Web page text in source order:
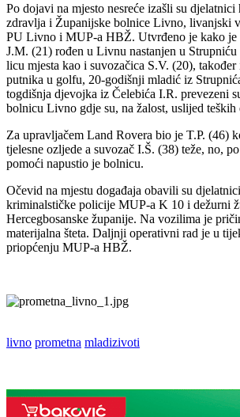
Po dojavi na mjesto nesreće izašli su
zdravlja i Županijske bolnice Livno, livanjski
PU Livno i MUP-a HBŽ. Utvrđeno je kako je
J.M. (21) rođen u Livnu nastanjen u
licu mjesta kao i suvozačica S.V. (20),
putnika u golfu, 20-godišnji mladić iz
togdišnja djevojka iz Čelebića I.R. prevezeni
bolnicu Livno gdje su, na žalost, uslijed
Za upravljačem Land Rovera bio je T.P. (46)
tjelesne ozljede a suvozač I.Š. (38) teže, no,
pomoći napustio je bolnicu.
Očevid na mjestu događaja obavili su
kriminalstičke policije MUP-a K 10 i dežurni
Hercegbosanske županije. Na vozilima je
materijalna šteta. Daljnji operativni rad je u
priopćenju MUP-a HBŽ.
livno prometna mladizivoti